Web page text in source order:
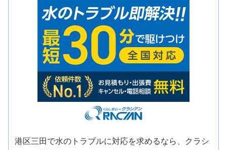
港区三田で水のトラブルに対応を求めるなら、クラシ